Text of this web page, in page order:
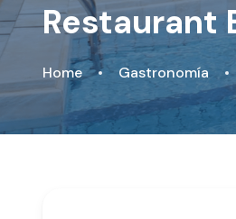
Restaurant
Home Gastronomía